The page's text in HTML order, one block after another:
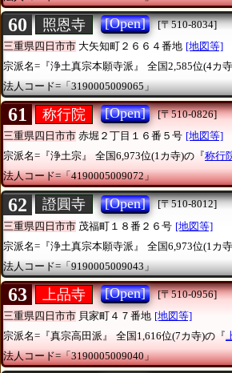
60 照恩寺 [Open]
[〒510-8034]
三重県四日市市 大矢知町２６６４番地 [地図等]
宗派名=『浄土真宗本願寺派』
全国2,585位(4カ
法人コード=「3190005009065」
61 称行院 [Open]
[〒510-0826]
三重県四日市市 赤堀２丁目１６番５号 [地図等]
宗派名=『浄土宗』
全国6,973位(1カ寺)の『称行
法人コード=「4190005009072」
62 證圓寺 [Open]
[〒510-8012]
三重県四日市市 茂福町１８番２６号 [地図等]
宗派名=『浄土真宗本願寺派』
全国6,973位(1カ
法人コード=「9190005009043」
63 上品寺 [Open]
[〒510-0956]
三重県四日市市 貝家町４７番地 [地図等]
宗派名=『真宗高田派』
全国1,616位(7カ寺)の『
法人コード=「3190005009040」